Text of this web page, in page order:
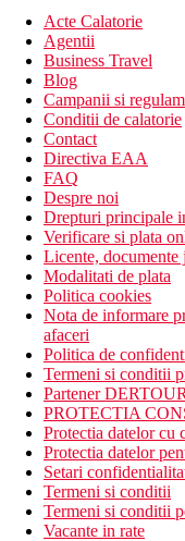
Activitati sportive
Gratuit:
societate, snorkelling
Contra cost:
Cerfs, scufundari,
Anse-la Raie,
Copii
Club copii pentru
Mese
All Inclusive:
mic dejun tip
pranz tip
J
cina tip bufet
Nou
ceai, cafea si
bauturi
23.30)
bauturi in
cos de picnic
20% reducere
minim 5
Acte Calatorie
Agentii
Business Travel
Blog
Campanii si
Conditii de calatorie
Contact
Directiva EAA
FAQ
Despre noi
Drepturi principale
Verificare si plata
Licente,
Modalitati de plata
Politica cookies
Nota de informare
afaceri
Politica de
Termeni si conditii
Partener DERTOUR
PROTECTIA
Protectia datelor cu
Protectia datelor
Setari
Termeni si conditii
Termeni si conditii
Vacante in rate